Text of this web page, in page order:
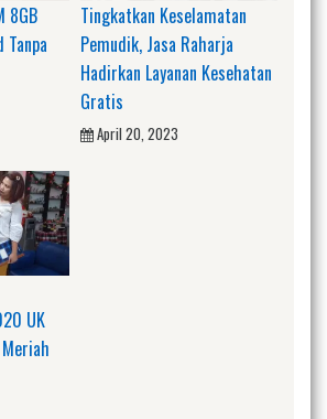
8GB
Tanpa
Tingkatkan Keselamatan
Pemudik, Jasa Raharja
Hadirkan Layanan Kesehatan
Gratis
April 20, 2023
UK